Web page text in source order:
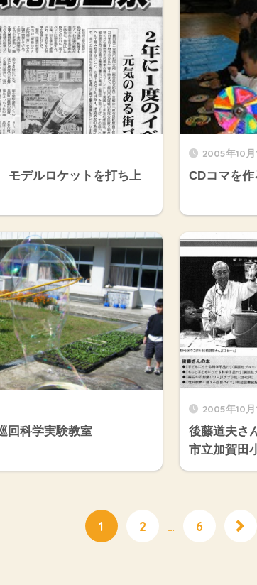
デルロケットを打ち上
2005年10月
CDコマを作
回科学実験教室
2005年10月
後藤道夫さ
市立加賀田
1 2 … 6